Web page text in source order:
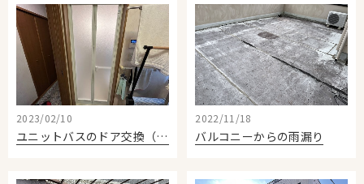
お知らせ
Information
会社案内
Company
お問い合わせ
2023/02/10
ユニットバスのドア交換（折戸）
2022/11/18
バルコニーからの雨漏り